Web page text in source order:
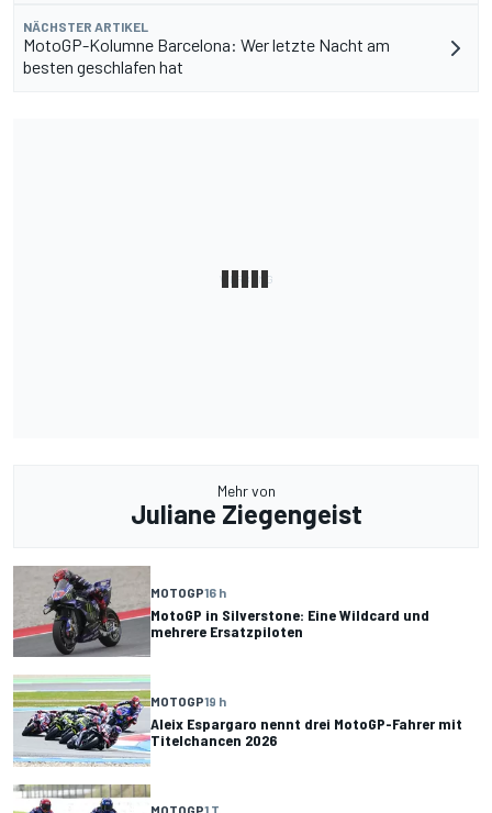
NÄCHSTER ARTIKEL
MotoGP-Kolumne Barcelona: Wer letzte Nacht am
besten geschlafen hat
Mehr von
Juliane Ziegengeist
MOTOGP16 h
MotoGP in Silverstone: Eine Wildcard und
mehrere Ersatzpiloten
MOTOGP19 h
Aleix Espargaro nennt drei MotoGP-Fahrer mit
Titelchancen 2026
MOTOGP1 T.